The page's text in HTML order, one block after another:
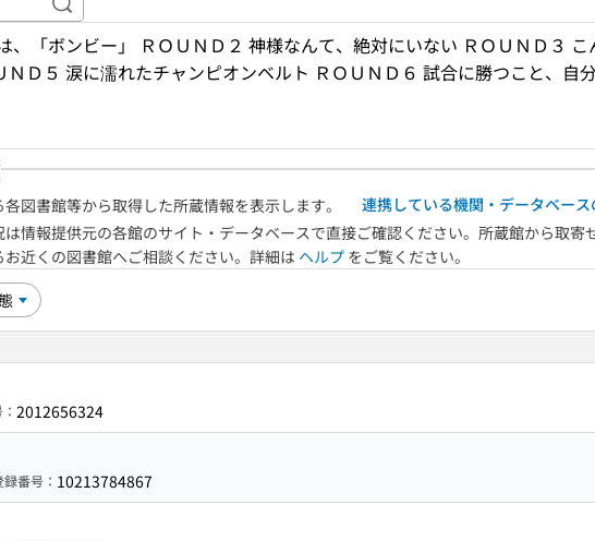
キーワードで目次内を検索
、「ボンビー」 ＲＯＵＮＤ２ 神様なんて、絶対にいない ＲＯＵＮＤ３
ＮＤ５ 涙に濡れたチャンピオンベルト ＲＯＵＮＤ６ 試合に勝つこと、
図書館等から取得した所蔵情報を表示します。
連携している機関・データベー
情報提供元の各館のサイト・データベースで直接ご確認ください。所蔵館から取寄
近くの図書館へご相談ください。詳細は ヘルプ をご覧ください。
2012656324
番号： 10213784867